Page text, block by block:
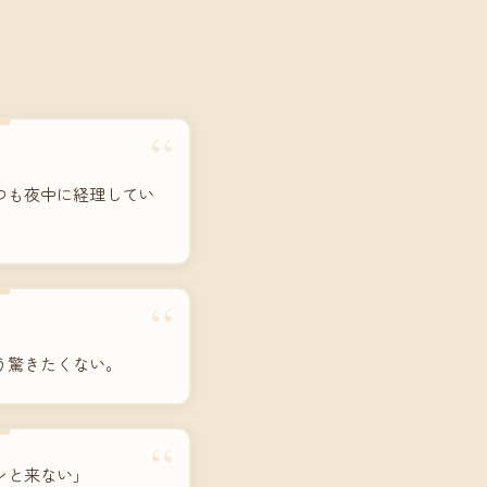
“
も夜中に経理してい
“
きたくない。
“
来ない」